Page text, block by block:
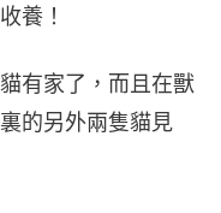
養！
有家了，而且在獸
的另外兩隻貓見